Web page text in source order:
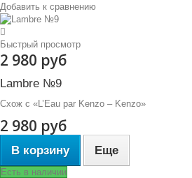
Добавить к сравнению
Быстрый просмотр
2 980 руб
Lambre №9
Схож с «L’Eau par Kenzo – Kenzo»
2 980 руб
В корзину Еще
Есть в наличии